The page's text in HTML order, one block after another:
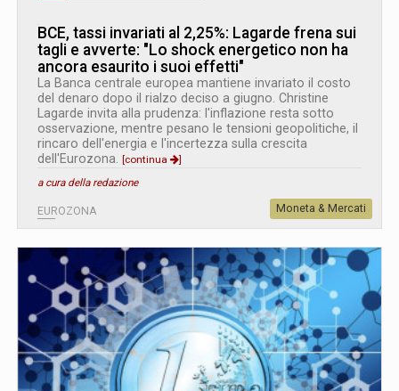
BCE, tassi invariati al 2,25%: Lagarde frena sui
tagli e avverte: "Lo shock energetico non ha
ancora esaurito i suoi effetti"
La Banca centrale europea mantiene invariato il costo
del denaro dopo il rialzo deciso a giugno. Christine
Lagarde invita alla prudenza: l'inflazione resta sotto
osservazione, mentre pesano le tensioni geopolitiche, il
rincaro dell'energia e l'incertezza sulla crescita
dell'Eurozona. [continua
]
a cura della redazione
EUROZONA Moneta & Mercati